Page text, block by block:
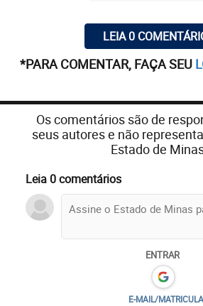
LEIA 0
*PARA COMENTAR, FAÇA SEU
Os comentários são de
seus autores e não
Estado de
Leia 0 comentários
ENTRAR
E-MAIL/MATRICULA